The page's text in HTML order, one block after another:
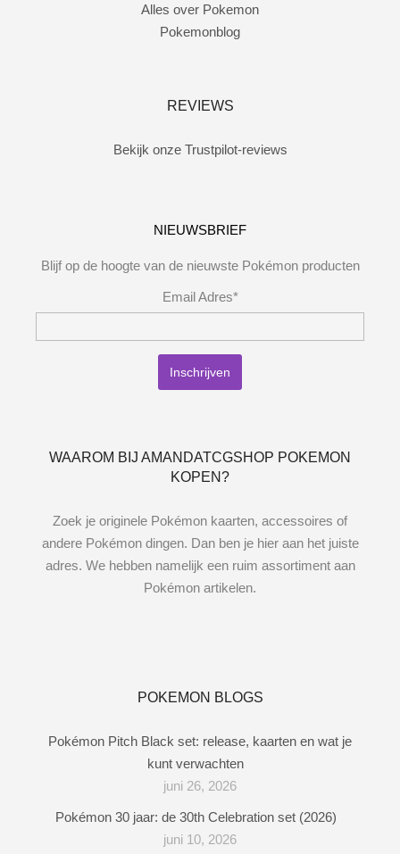
Alles over Pokemon
Pokemonblog
REVIEWS
Bekijk onze Trustpilot-reviews
NIEUWSBRIEF
Blijf op de hoogte van de nieuwste Pokémon producten
Email Adres*
WAAROM BIJ AMANDATCGSHOP POKEMON
KOPEN?
Zoek je originele Pokémon kaarten, accessoires of
andere Pokémon dingen. Dan ben je hier aan het juiste
adres. We hebben namelijk een ruim assortiment aan
Pokémon artikelen.
POKEMON BLOGS
Pokémon Pitch Black set: release, kaarten en wat je
kunt verwachten
juni 26, 2026
Pokémon 30 jaar: de 30th Celebration set (2026)
juni 10, 2026